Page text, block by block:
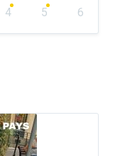
4 5
6